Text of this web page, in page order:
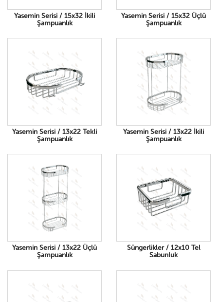
Yasemin Serisi / 15x32 İkili
Şampuanlık
Yasemin Serisi / 15x32 Üçlü
Şampuanlık
Yasemin Serisi / 13x22 Tekli
Şampuanlık
Yasemin Serisi / 13x22 İkili
Şampuanlık
Yasemin Serisi / 13x22 Üçlü
Şampuanlık
Süngerlikler / 12x10 Tel
Sabunluk